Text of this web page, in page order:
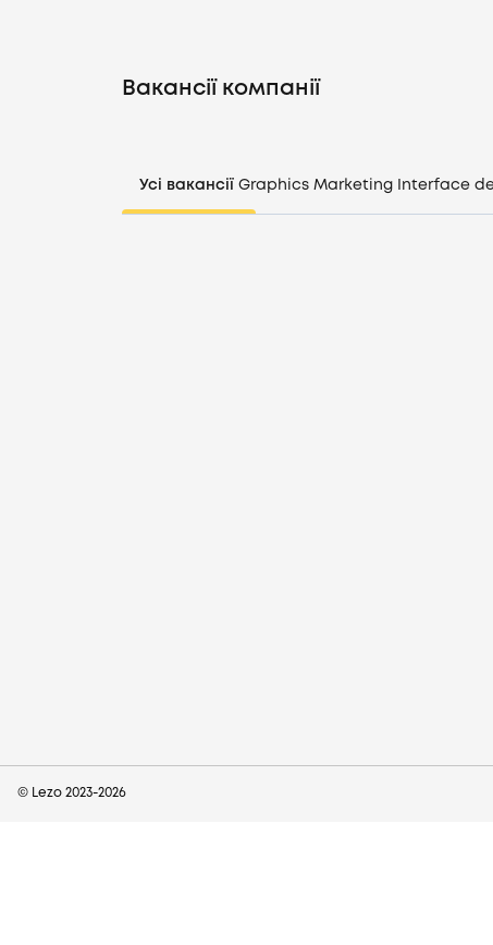
Вакансії компанії
Усі вакансії Graphics Marketing Interface
© Lezo 2023-2026